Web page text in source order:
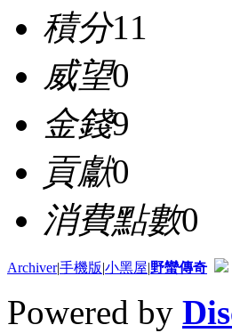
積分11
威望0
金錢9
貢獻0
消費點數0
Archiver|手機版|小黑屋|野蠻傳奇
Powered by